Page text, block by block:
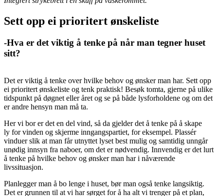
Sett opp ei prioritert ønskeliste
-Hva er det viktig å tenke på når man tegner huset
sitt?
Det er viktig å tenke over hvilke behov og ønsker man har. Sett opp
ei prioritert ønskeliste og tenk praktisk! Besøk tomta, gjerne på ulike
tidspunkt på døgnet eller året og se på både lysforholdene og om det
er andre hensyn man må ta.
Her vi bor er det en del vind, så da gjelder det å tenke på å skape
ly for vinden og skjerme inngangspartiet, for eksempel. Plassér
vinduer slik at man får utnyttet lyset best mulig og samtidig unngår
unødig innsyn fra naboer, om det er nødvendig. Innvendig er det lurt
å tenke på hvilke behov og ønsker man har i nåværende
livssituasjon.
Planlegger man å bo lenge i huset, bør man også tenke langsiktig.
Det er grunnen til at vi har sørget for å ha alt vi trenger på et plan,